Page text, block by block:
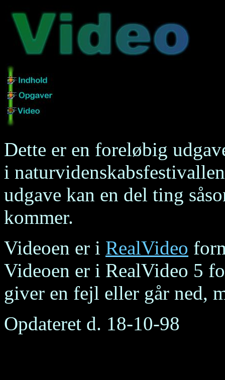
Dette er en foreløbig
i
udgave kan en del ting
kommer.
Videoen er i RealVideo
Videoen er i RealVideo 5
giver en fejl eller går ned,
Opdateret d. 18-10-98